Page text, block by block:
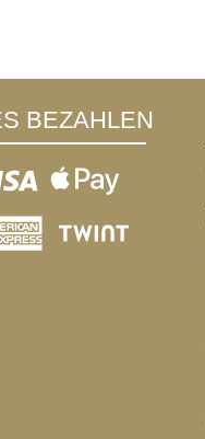
BEZAHLEN